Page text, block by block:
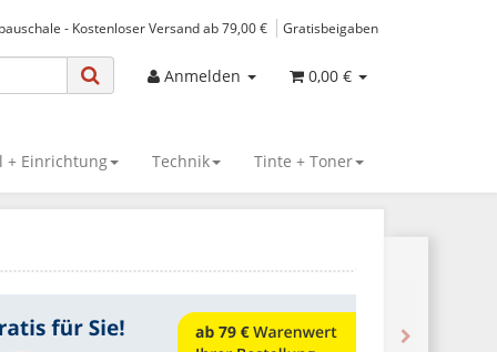
- Kostenloser Versand ab 79,00 € Gratisbeigaben
Anmelden 0,00 €
+ Einrichtung Technik Tinte + Toner